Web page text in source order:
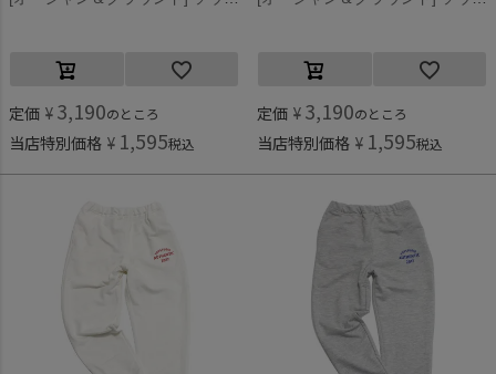
定価 ¥ 3,190のところ
当店特別価格 ¥ 1,595税込
定価 ¥ 3,190のところ
当店特別価格 ¥ 1,595税込